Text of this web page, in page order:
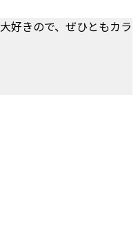
好きので、ぜひともカラ